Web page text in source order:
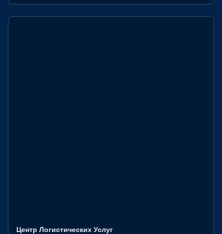
Центр Логистических Услуг